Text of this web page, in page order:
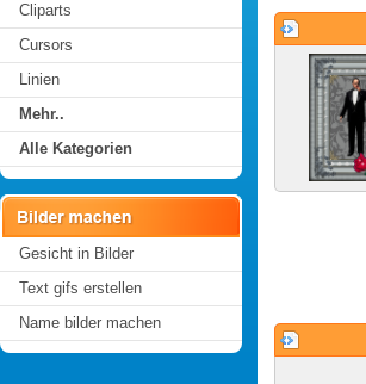
Cliparts
Cursors
Linien
Mehr..
Alle Kategorien
Gesicht in Bilder
Text gifs erstellen
Name bilder machen